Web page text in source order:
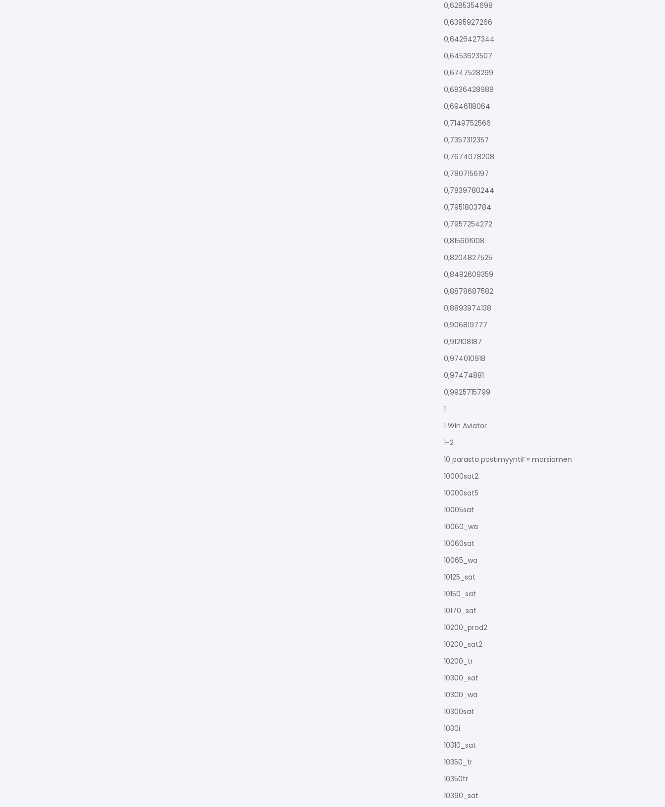
0,6285354698
0,6395927266
0,6426427344
0,6453623507
0,6747528299
0,6836428988
0,6946118064
0,7149752566
0,7357312357
0,7674078208
0,7807156197
0,7839780244
0,7951803784
0,7957254272
0,815601908
0,8204827525
0,8492609359
0,8878687582
0,8893974138
0,906819777
0,912108187
0,974010918
0,97474881
0,9925715799
1
1 Win Aviator
1-2
10 parasta postimyyntiГ¤ morsiamen
10000sat2
10000sat5
10005sat
10060_wa
10060sat
10065_wa
10125_sat
10150_sat
10170_sat
10200_prod2
10200_sat2
10200_tr
10300_sat
10300_wa
10300sat
1030i
10310_sat
10350_tr
10350tr
10390_sat